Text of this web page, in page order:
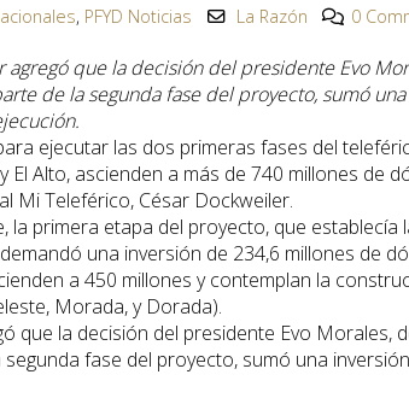
, PFYD Noticias La Razón 0
agregó que la decisión del presidente Evo
de la segunda fase del proyecto, sumó
ejecutar las dos primeras fases del
El Alto, ascienden a más de 740 millones de
Mi Teleférico, César Dockweiler.
la primera etapa del proyecto, que establecía
una inversión de 234,6 millones de
a 450 millones y contemplan la
Morada, y Dorada).
que la decisión del presidente Evo Morales,
fase del proyecto, sumó una